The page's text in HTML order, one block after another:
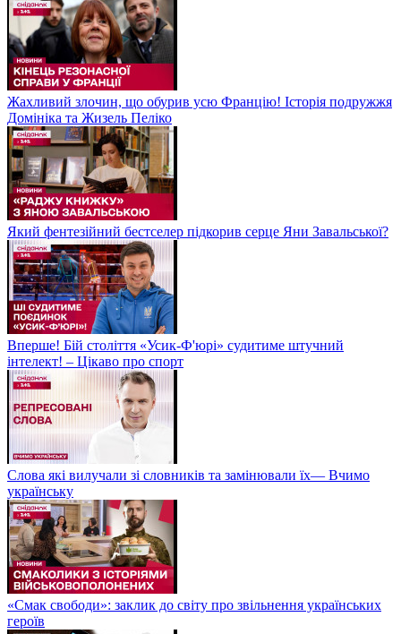
Жахливий злочин, що обурив усю Францію! Історія подружжя
Домініка та Жизель Пеліко
Який фентезійний бестселер підкорив серце Яни Завальської?
Вперше! Бій століття «Усик-Ф'юрі» судитиме штучний
інтелект! – Цікаво про спорт
Слова які вилучали зі словників та замінювали їх— Вчимо
українську
«Смак свободи»: заклик до світу про звільнення українських
героїв